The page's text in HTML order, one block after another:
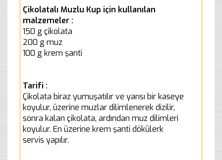
Çikolatalı Muzlu Kup için kullanılan
malzemeler :
150 g çikolata
200 g muz
100 g krem şanti
Tarifi :
Çikolata biraz yumuşatılır ve yarısı bir kaseye
koyulur, üzerine muzlar dilimlenerek dizilir,
sonra kalan çikolata, ardından muz dilimleri
koyulur. En üzerine krem şanti dökülerk
servis yapılır.